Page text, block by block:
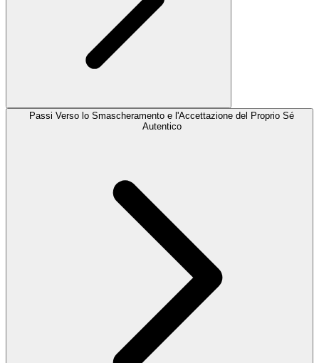
Passi Verso lo Smascheramento e l'Accettazione del Proprio Sé
Autentico